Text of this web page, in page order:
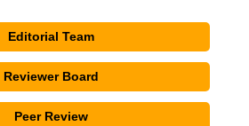
Editorial Team
Reviewer Board
Peer Review